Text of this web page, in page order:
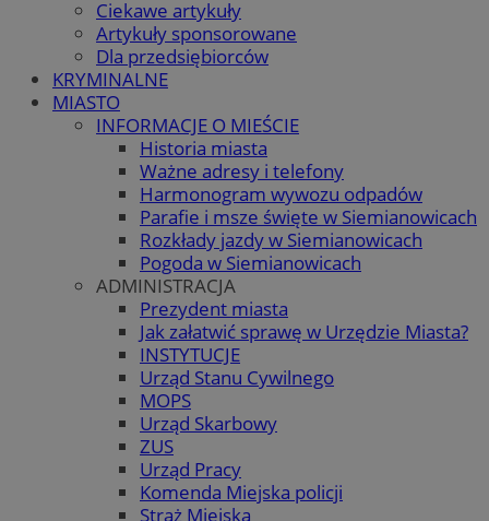
Ciekawe artykuły
Artykuły sponsorowane
Dla przedsiębiorców
KRYMINALNE
MIASTO
INFORMACJE O MIEŚCIE
Historia miasta
Ważne adresy i telefony
Harmonogram wywozu odpadów
Parafie i msze święte w Siemianowicach
Rozkłady jazdy w Siemianowicach
Pogoda w Siemianowicach
ADMINISTRACJA
Prezydent miasta
Jak załatwić sprawę w Urzędzie Miasta?
INSTYTUCJE
Urząd Stanu Cywilnego
MOPS
Urząd Skarbowy
ZUS
Urząd Pracy
Komenda Miejska policji
Straż Miejska